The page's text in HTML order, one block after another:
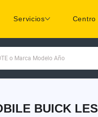
Servicios Centro
o Marca Modelo Año
BUICK